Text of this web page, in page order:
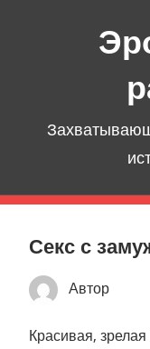
Секс с
Автор
Красивая,